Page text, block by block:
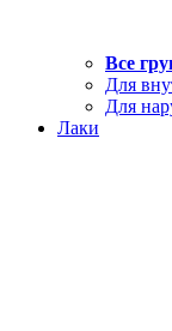
Все
Для
Для
Лаки